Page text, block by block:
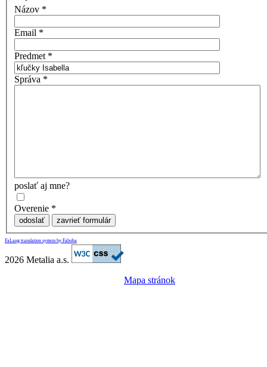
Názov *
Email *
Predmet *
Správa *
poslať aj mne?
Overenie *
odoslať zavrieť formulár
FaLang translation system by Faboba
2026 Metalia a.s.
Mapa stránok